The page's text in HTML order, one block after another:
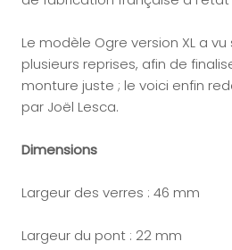
Le modèle Ogre version XL a
plusieurs reprises, afin de
monture juste ; le voici enfin
par Joël Lesca.
Dimensions
Largeur des verres : 46 mm
Largeur du pont : 22 mm